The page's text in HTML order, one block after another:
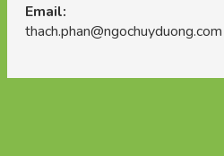
Email:
thach.phan@ngochuyduong.com